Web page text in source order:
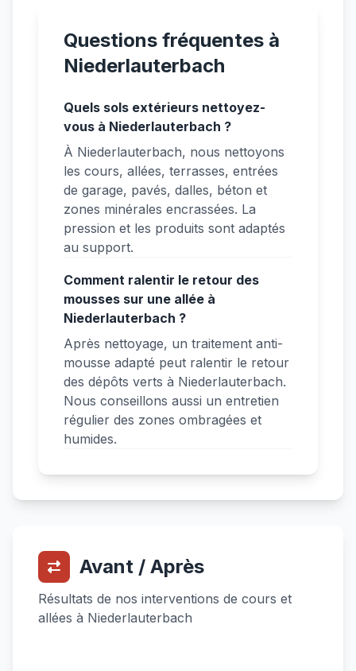
Questions fréquentes à
Niederlauterbach
Quels sols extérieurs nettoyez-
vous à Niederlauterbach ?
À Niederlauterbach, nous nettoyons
les cours, allées, terrasses, entrées
de garage, pavés, dalles, béton et
zones minérales encrassées. La
pression et les produits sont adaptés
au support.
Comment ralentir le retour des
mousses sur une allée à
Niederlauterbach ?
Après nettoyage, un traitement anti-
mousse adapté peut ralentir le retour
des dépôts verts à Niederlauterbach.
Nous conseillons aussi un entretien
régulier des zones ombragées et
humides.
Avant / Après
Résultats de nos interventions de cours et
allées à Niederlauterbach